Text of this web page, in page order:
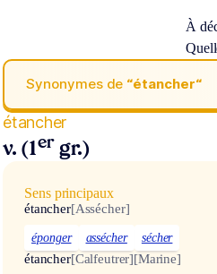
À
Synonymes de “étancher“
étancher
v. (1er gr.)
Sens principaux
étancher[Assécher]
éponger assécher sécher
étancher[Calfeutrer][Marine]